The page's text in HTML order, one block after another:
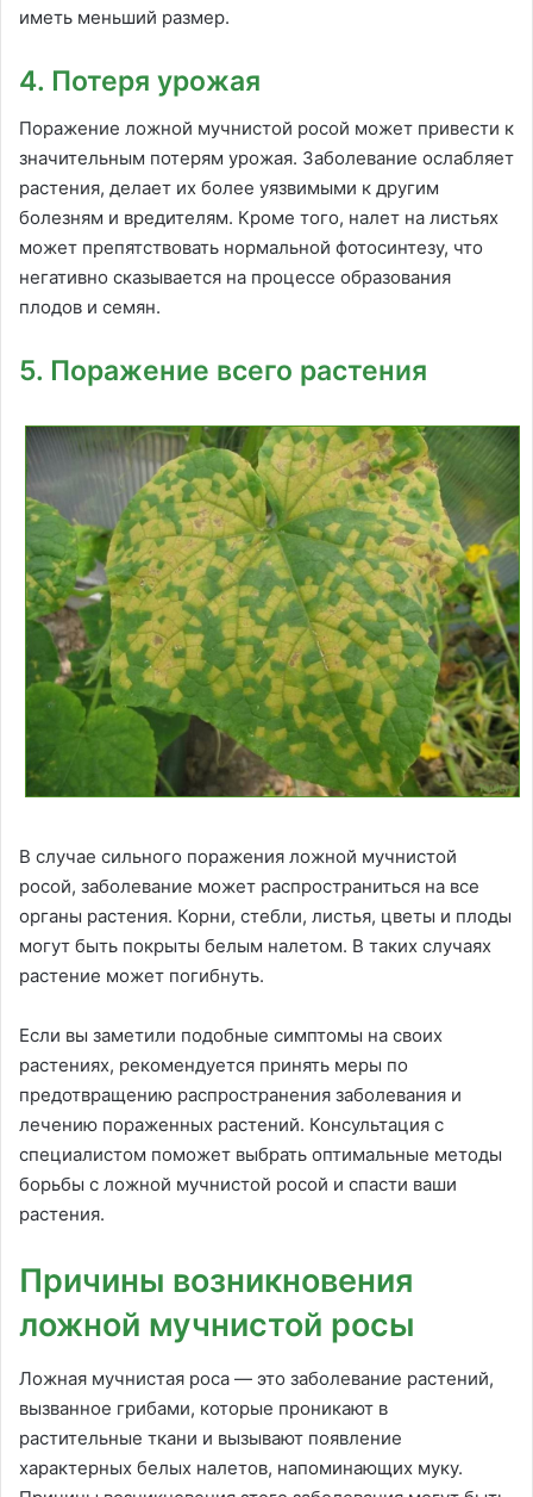
иметь меньший размер.
4. Потеря урожая
Поражение ложной мучнистой росой может привести к
значительным потерям урожая. Заболевание ослабляет
растения, делает их более уязвимыми к другим
болезням и вредителям. Кроме того, налет на листьях
может препятствовать нормальной фотосинтезу, что
негативно сказывается на процессе образования
плодов и семян.
5. Поражение всего растения
В случае сильного поражения ложной мучнистой
росой, заболевание может распространиться на все
органы растения. Корни, стебли, листья, цветы и плоды
могут быть покрыты белым налетом. В таких случаях
растение может погибнуть.
Если вы заметили подобные симптомы на своих
растениях, рекомендуется принять меры по
предотвращению распространения заболевания и
лечению пораженных растений. Консультация с
специалистом поможет выбрать оптимальные методы
борьбы с ложной мучнистой росой и спасти ваши
растения.
Причины возникновения
ложной мучнистой росы
Ложная мучнистая роса — это заболевание растений,
вызванное грибами, которые проникают в
растительные ткани и вызывают появление
характерных белых налетов, напоминающих муку.